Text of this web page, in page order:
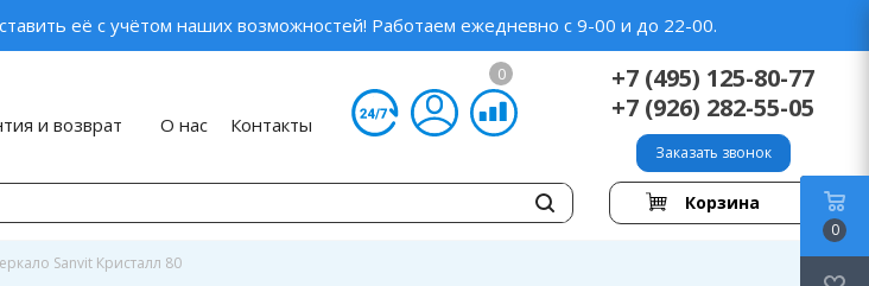
её с учётом наших возможностей! Работаем ежедневно с 9-00 и до 22-00.
и возврат О нас Контакты
0
+7 (495) 125-80-77
+7 (926) 282-55-05
Заказать звонок
Корзина
Sanvit Кристалл 80
0